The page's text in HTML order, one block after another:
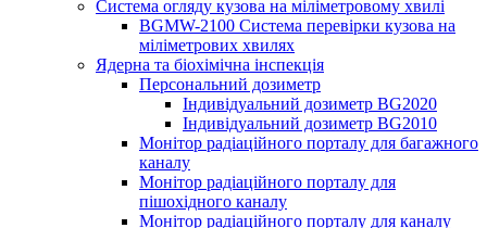
Система огляду кузова на міліметровому хвилі
BGMW-2100 Система перевірки кузова на
міліметрових хвилях
Ядерна та біохімічна інспекція
Персональний дозиметр
Індивідуальний дозиметр BG2020
Індивідуальний дозиметр BG2010
Монітор радіаційного порталу для багажного
каналу
Монітор радіаційного порталу для
пішохідного каналу
Монітор радіаційного порталу для каналу